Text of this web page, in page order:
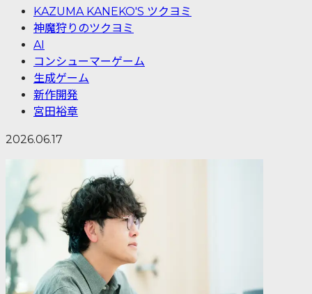
KAZUMA KANEKO'S ツクヨミ
神魔狩りのツクヨミ
AI
コンシューマーゲーム
生成ゲーム
新作開発
宮田裕章
2026.06.17